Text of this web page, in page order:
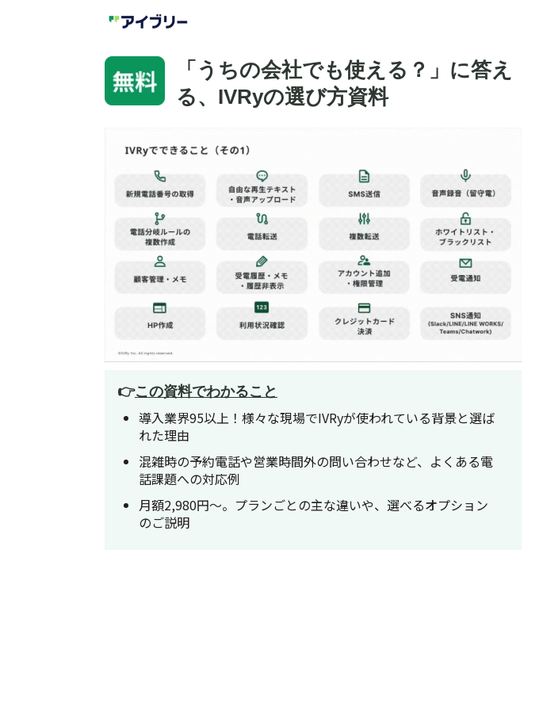
「うちの会社でも使える？」に答え
る、IVRyの選び方資料
👉この資料でわかること
導入業界95以上！様々な現場でIVRyが使われている背景と選ば
れた理由
混雑時の予約電話や営業時間外の問い合わせなど、よくある電
話課題への対応例
月額2,980円〜。プランごとの主な違いや、選べるオプション
のご説明